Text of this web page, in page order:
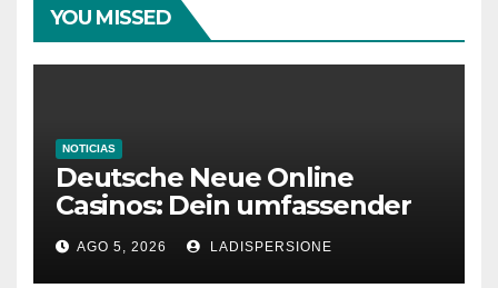
YOU MISSED
NOTICIAS
Deutsche Neue Online
Casinos: Dein umfassender
Ratgeber für moderne
Glücksspielplattformen
AGO 5, 2026 LADISPERSIONE